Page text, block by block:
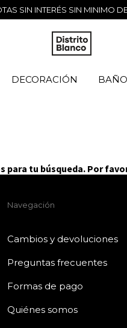
SIN INTERÉS SIN MINIMO
DECORACIÓN BAÑO
para tu búsqueda. Por
Navegación
Cambios y devoluciones
Preguntas frecuentes
Formas de pago
Quiénes somos